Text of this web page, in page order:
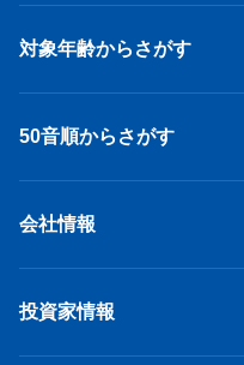
対象年齢からさがす
50音順からさがす
会社情報
投資家情報